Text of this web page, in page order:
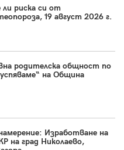
риска си от
19 август 2026 г.
родителска общност по
на Община
Изработване на
на град Николаево,